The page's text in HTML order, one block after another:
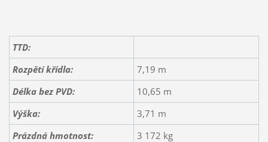
TTD:
Rozpětí křídla:
7,19 m
Délka bez PVD:
10,65 m
Výška:
3,71 m
Prázdná hmotnost:
3 172 kg